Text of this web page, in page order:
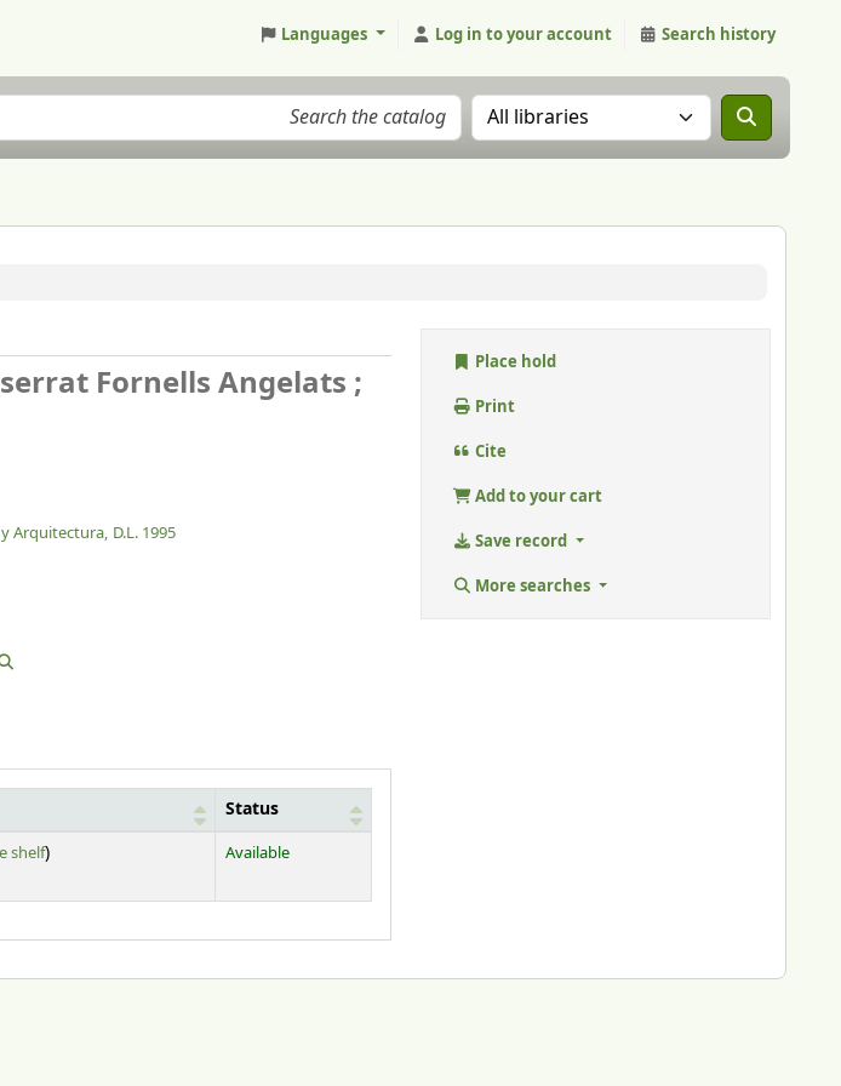
Languages Log in to your account Search history
Search the catalog in:
Fornells Angelats ;
Arquitectura, D.L. 1995
Status
shelf(Opens below)
) Available
Place hold
Print
Cite
Add to your cart
Save record
More searches